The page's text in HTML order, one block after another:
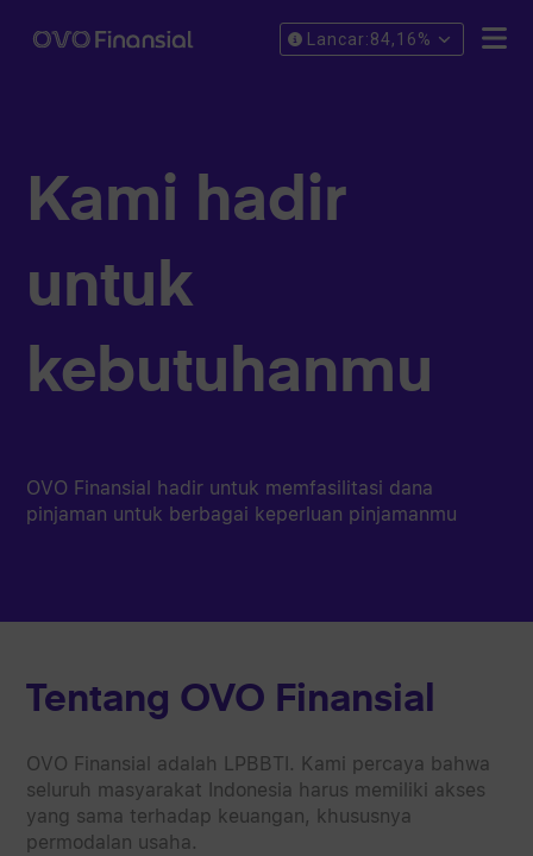
Lancar:84,16%
Kami hadir
untuk
kebutuhanmu
OVO Finansial hadir untuk memfasilitasi dana
pinjaman untuk berbagai keperluan pinjamanmu
Tentang OVO Finansial
OVO Finansial adalah LPBBTI. Kami percaya bahwa
seluruh masyarakat Indonesia harus memiliki akses
yang sama terhadap keuangan, khususnya
permodalan usaha.